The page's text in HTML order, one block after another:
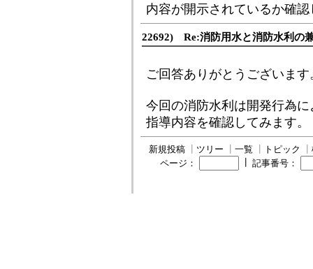
内容が開示されているか確
22692) Re:消防用水と消防水利の
ご回答ありがとうございます
今回の消防水利は開発行為
指導内容を確認してみます。
新規投稿 ツリー 一覧 トピック
ページ：
記事番号：